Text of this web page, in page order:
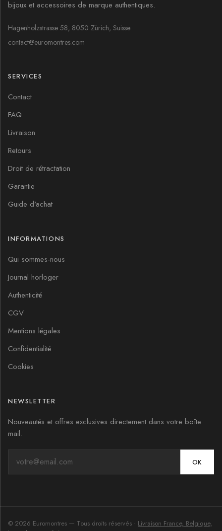
bijoux et accessoires de marque authentiques.
Hagenholzstrasse 58, 8050 Zürich, Suisse
contact@euromontres.com
SERVICES
Contact
FAQ
Livraison
Retours
Droit de rétractation
Garantie
Guide d'achat
INFORMATIONS
Qui sommes-nous
Journal horloger
Authenticité
CGV
Mentions légales
Confidentialité
Cookies
NEWSLETTER
Nouveautés et offres exclusives directement dans votre boîte
mail.
OK
© 2026 Euromontres — Tous droits réservés · Livraison France, Belgique,